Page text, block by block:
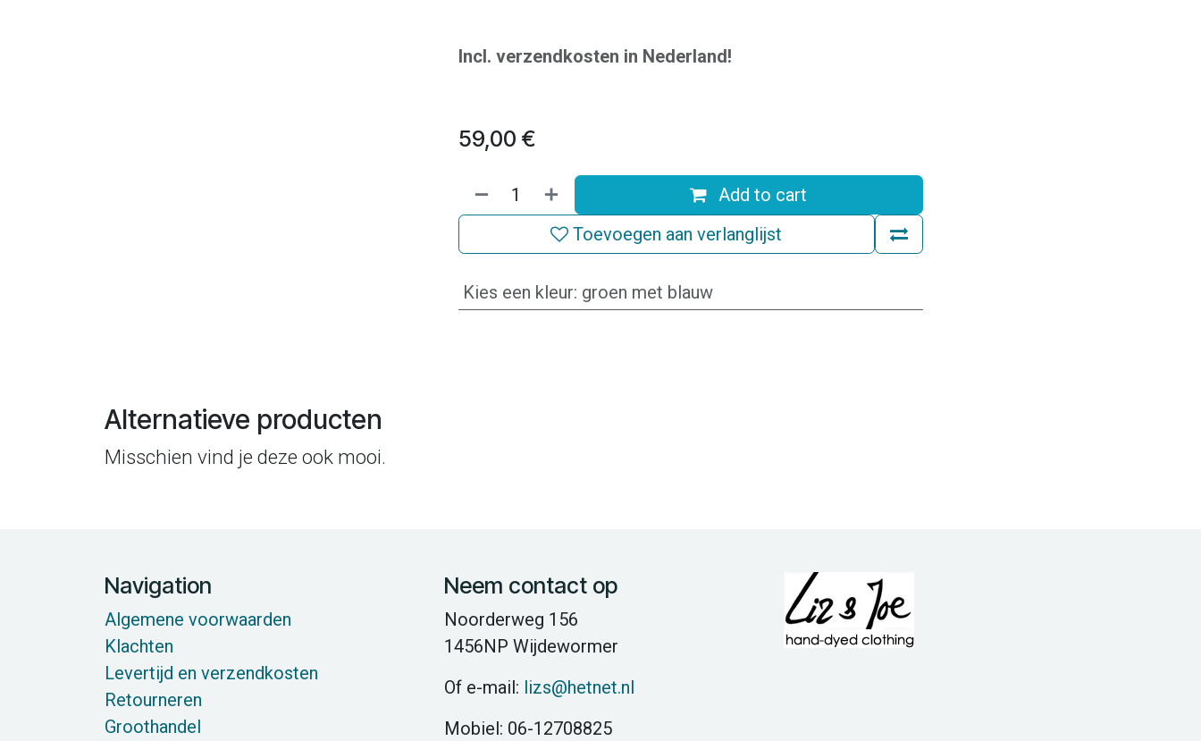
Incl. verzendkosten in Nederland!
59,00 €
Add to cart
Toevoegen aan verlanglijst
Kies een kleur: groen met blauw
Alternatieve producten
Misschien vind je deze ook mooi.
Navigation
Algemene voorwaarden
Klachten
Levertijd en verzendkosten
Retourneren
Groothandel
Neem contact op
Noorderweg 156
1456NP Wijdewormer
Of e-mail: lizs@hetnet.nl
Mobiel: 06-12708825